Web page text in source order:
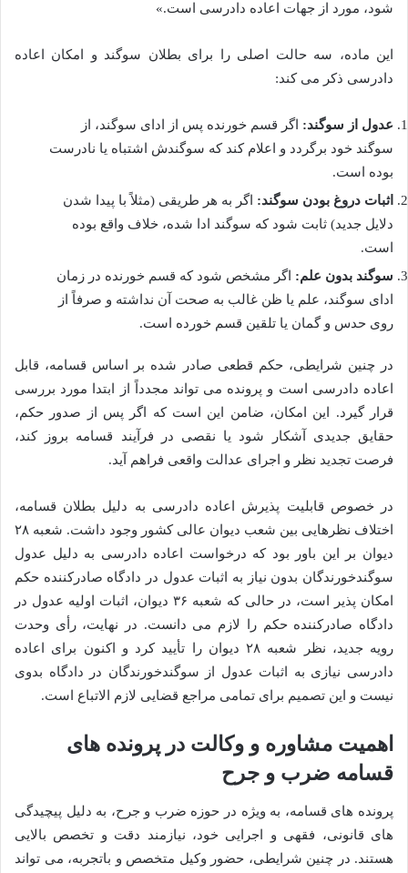
شود، مورد از جهات اعاده دادرسی است.»
این ماده، سه حالت اصلی را برای بطلان سوگند و امکان اعاده
دادرسی ذکر می کند:
عدول از سوگند: اگر قسم خورنده پس از ادای سوگند، از
سوگند خود برگردد و اعلام کند که سوگندش اشتباه یا نادرست
بوده است.
اثبات دروغ بودن سوگند: اگر به هر طریقی (مثلاً با پیدا شدن
دلایل جدید) ثابت شود که سوگند ادا شده، خلاف واقع بوده
است.
سوگند بدون علم: اگر مشخص شود که قسم خورنده در زمان
ادای سوگند، علم یا ظن غالب به صحت آن نداشته و صرفاً از
روی حدس و گمان یا تلقین قسم خورده است.
در چنین شرایطی، حکم قطعی صادر شده بر اساس قسامه، قابل
اعاده دادرسی است و پرونده می تواند مجدداً از ابتدا مورد بررسی
قرار گیرد. این امکان، ضامن این است که اگر پس از صدور حکم،
حقایق جدیدی آشکار شود یا نقصی در فرآیند قسامه بروز کند،
فرصت تجدید نظر و اجرای عدالت واقعی فراهم آید.
در خصوص قابلیت پذیرش اعاده دادرسی به دلیل بطلان قسامه،
اختلاف نظرهایی بین شعب دیوان عالی کشور وجود داشت. شعبه ۲۸
دیوان بر این باور بود که درخواست اعاده دادرسی به دلیل عدول
سوگندخورندگان بدون نیاز به اثبات عدول در دادگاه صادرکننده حکم
امکان پذیر است، در حالی که شعبه ۳۶ دیوان، اثبات اولیه عدول در
دادگاه صادرکننده حکم را لازم می دانست. در نهایت، رأی وحدت
رویه جدید، نظر شعبه ۲۸ دیوان را تأیید کرد و اکنون برای اعاده
دادرسی نیازی به اثبات عدول از سوگندخورندگان در دادگاه بدوی
نیست و این تصمیم برای تمامی مراجع قضایی لازم الاتباع است.
اهمیت مشاوره و وکالت در پرونده های
قسامه ضرب و جرح
پرونده های قسامه، به ویژه در حوزه ضرب و جرح، به دلیل پیچیدگی
های قانونی، فقهی و اجرایی خود، نیازمند دقت و تخصص بالایی
هستند. در چنین شرایطی، حضور وکیل متخصص و باتجربه، می تواند